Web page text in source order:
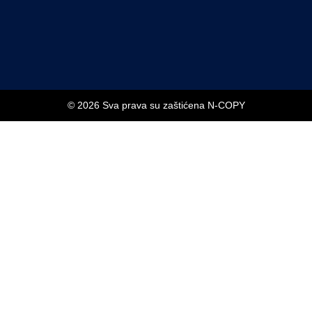
© 2026 Sva prava su zaštićena N-COPY